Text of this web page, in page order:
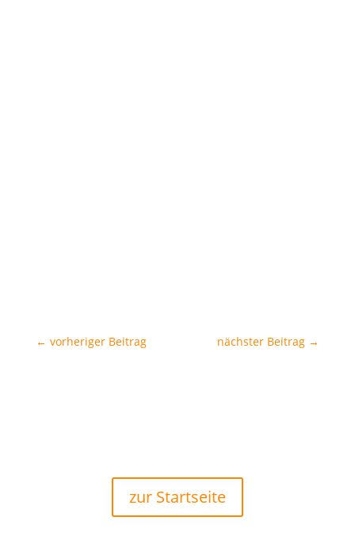
← vorheriger Beitrag nächster Beitrag →
zur Startseite